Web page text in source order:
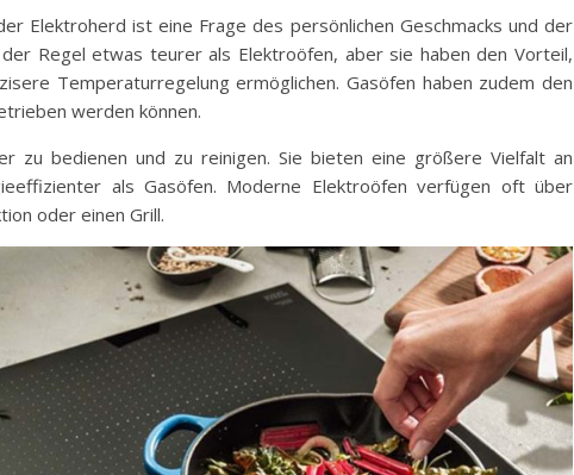
Elektroherd ist eine Frage des persönlichen Geschmacks und der
Regel etwas teurer als Elektroöfen, aber sie haben den Vorteil,
Temperaturregelung ermöglichen. Gasöfen haben zudem den
werden können.
zu bedienen und zu reinigen. Sie bieten eine größere Vielfalt an
als Gasöfen. Moderne Elektroöfen verfügen oft über
oder einen Grill.